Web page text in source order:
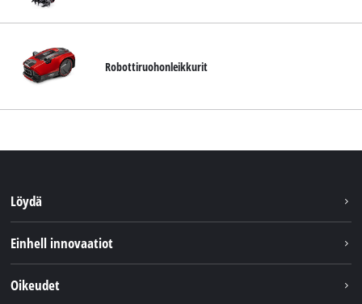
Robottiruohonleikkurit
Löydä
Einhell innovaatiot
Oikeudet